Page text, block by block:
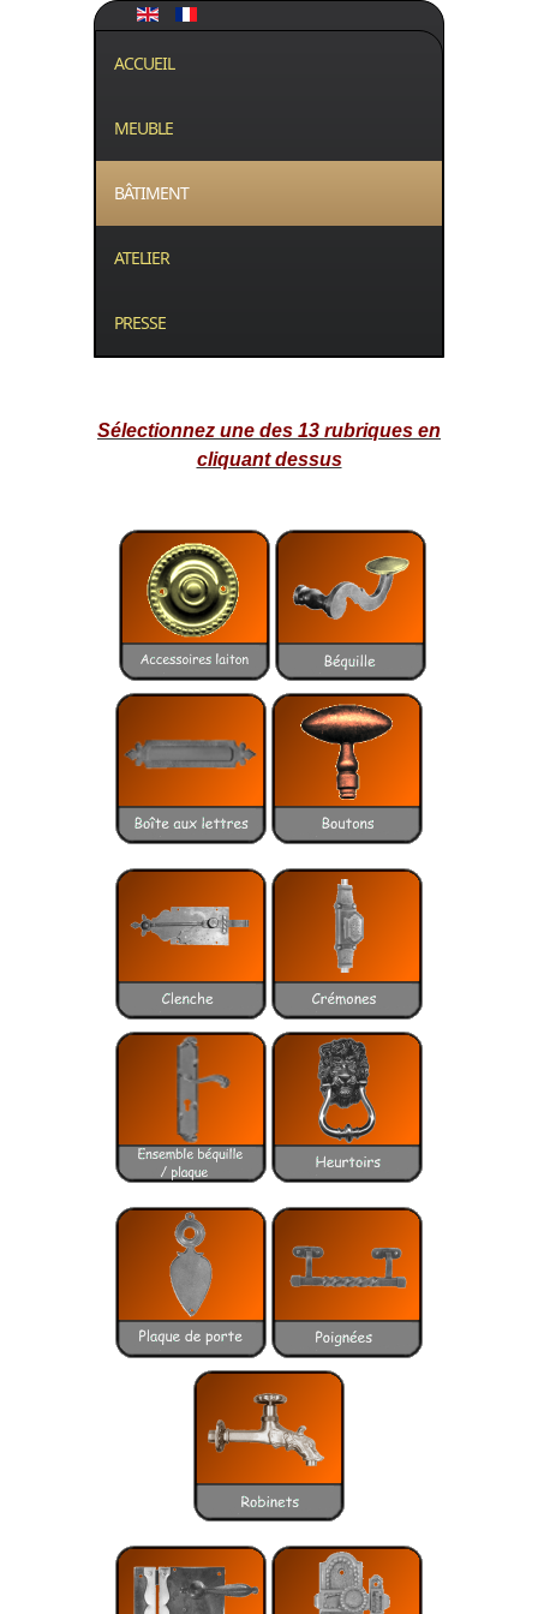
ACCUEIL
MEUBLE
BÂTIMENT
ATELIER
PRESSE
Sélectionnez une des 13 rubriques en
cliquant dessus